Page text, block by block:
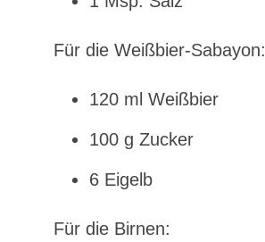
Für die Weißbier-Sabayon:
120 ml Weißbier
100 g Zucker
6 Eigelb
Für die Birnen: